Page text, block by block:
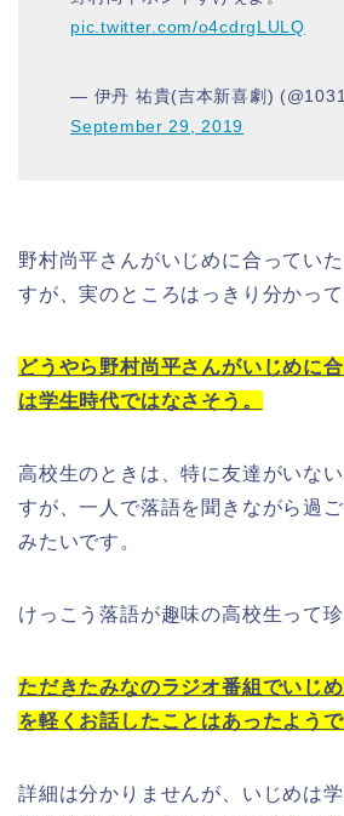
pic.twitter.com/o4cdrgLULQ
— 伊丹 祐貴(吉本新喜劇)
September 29, 2019
野村尚平さんがいじめに合ってい
すが、実のところはっきり分かって
どうやら野村尚平さんがいじめに
は学生時代ではなさそう。
高校生のときは、特に友達がいな
すが、一人で落語を聞きながら過
みたいです。
けっこう落語が趣味の高校生って珍
ただきたみなのラジオ番組でいじ
を軽くお話したことはあったようで
詳細は分かりませんが、いじめは学